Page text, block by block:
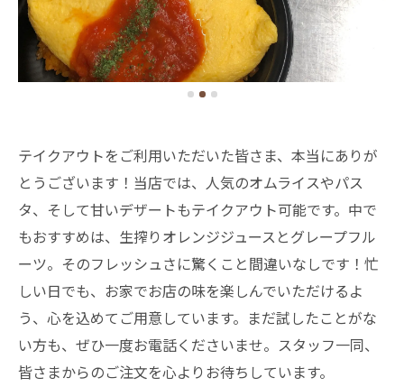
テイクアウトをご利用いただいた皆さま、本当にありが
とうございます！当店では、人気のオムライスやパス
タ、そして甘いデザートもテイクアウト可能です。中で
もおすすめは、生搾りオレンジジュースとグレープフル
ーツ。そのフレッシュさに驚くこと間違いなしです！忙
しい日でも、お家でお店の味を楽しんでいただけるよ
う、心を込めてご用意しています。まだ試したことがな
い方も、ぜひ一度お電話くださいませ。スタッフ一同、
皆さまからのご注文を心よりお待ちしています。